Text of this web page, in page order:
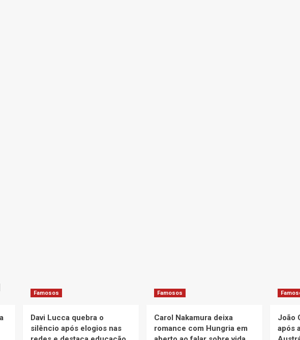
Famosos
Davi Lucca quebra o
silêncio após elogios nas
Famosos
Carol Nakamura deixa
romance com Hungria em
João
após